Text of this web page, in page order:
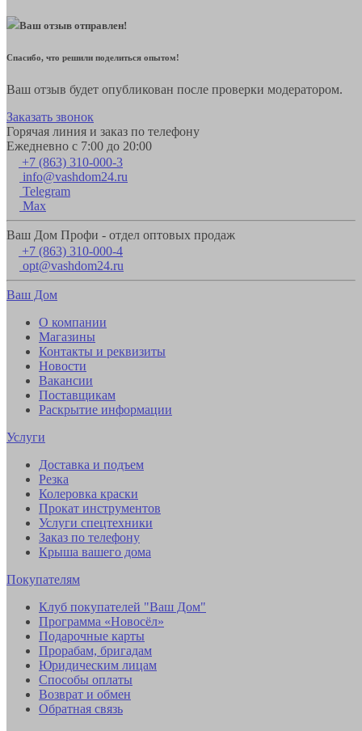
Ваш отзыв отправлен!
Спасибо, что решили поделиться опытом!
Ваш отзыв будет опубликован после проверки модератором.
Заказать звонок
Горячая линия и заказ по телефону
Ежедневно с 7:00 до 20:00
+7 (863) 310-000-3
info@vashdom24.ru
Telegram
Max
Ваш Дом Профи - отдел оптовых продаж
+7 (863) 310-000-4
opt@vashdom24.ru
Ваш Дом
О компании
Магазины
Контакты и реквизиты
Новости
Вакансии
Поставщикам
Раскрытие информации
Услуги
Доставка и подъем
Резка
Колеровка краски
Прокат инструментов
Услуги спецтехники
Заказ по телефону
Крыша вашего дома
Покупателям
Клуб покупателей "Ваш Дом"
Программа «Новосёл»
Подарочные карты
Прорабам, бригадам
Юридическим лицам
Способы оплаты
Возврат и обмен
Обратная связь